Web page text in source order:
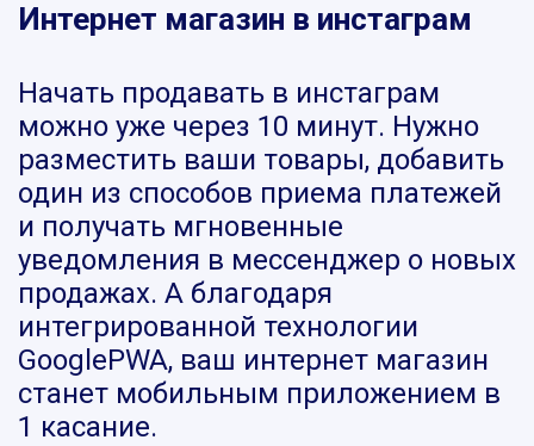
Интернет магазин в инстаграм
Начать продавать в инстаграм
можно уже через 10 минут. Нужно
разместить ваши товары, добавить
один из способов приема платежей
и получать мгновенные
уведомления в мессенджер о новых
продажах. А благодаря
интегрированной технологии
GooglePWA, ваш интернет магазин
станет мобильным приложением в
1 касание.